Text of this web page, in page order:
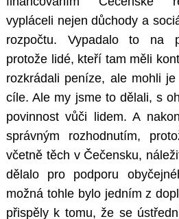
vypláceli nejen důchody a
rozpočtu. Vypadalo to na
protože lidé, kteří tam měli
rozkrádali peníze, ale mohli
cíle. Ale my jsme to dělali, s
povinnost vůči lidem. A
správným rozhodnutím,
včetně těch v Čečensku,
dělalo pro podporu
možná tohle bylo jedním z
přispěly k tomu, že se